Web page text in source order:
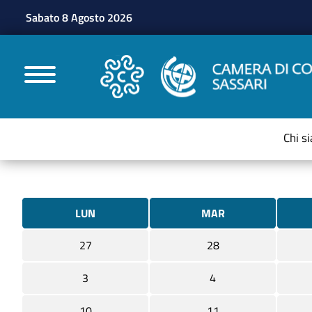
Sabato 8 Agosto 2026
CAMERE DI
Chi
LUN MAR
27
28
3
4